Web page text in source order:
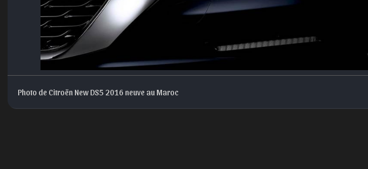
Photo de Citroën New DS5 2016 neuve au Maroc